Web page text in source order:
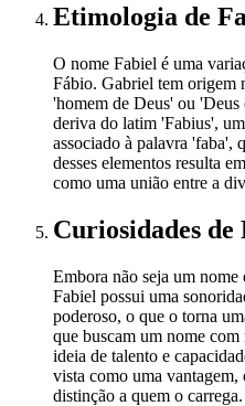
Etimologia de
O nome Fabiel é uma
Fábio. Gabriel tem origem
'homem de Deus' ou
deriva do latim 'Fabius',
associado à palavra 'faba',
desses elementos resulta
como uma união entre a
Curiosidades de
Embora não seja um
Fabiel possui uma
poderoso, o que o torna
que buscam um nome com
ideia de talento e
vista como uma
distinção a quem o carrega.